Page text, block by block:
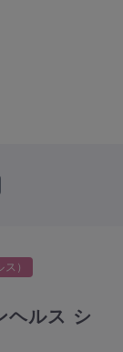
）
ヘルス シ